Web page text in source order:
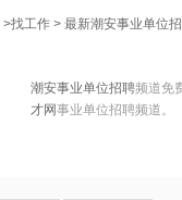
>找工作 > 最新潮安事业单位
潮安事业单位招聘频道免
才网事业单位招聘频道。